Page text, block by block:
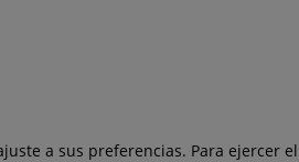
a sus preferencias. Para ejercer